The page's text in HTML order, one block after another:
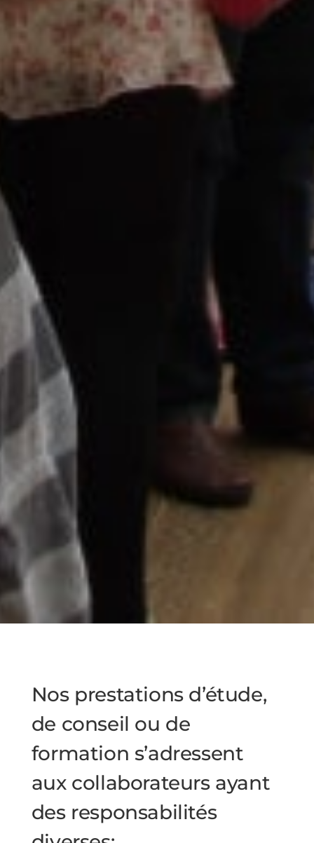
Nos prestations d’étude,
de conseil ou de
formation s’adressent
aux collaborateurs ayant
des responsabilités